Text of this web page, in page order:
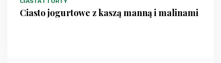
Ciasto jogurtowe z kaszą manną i malinami